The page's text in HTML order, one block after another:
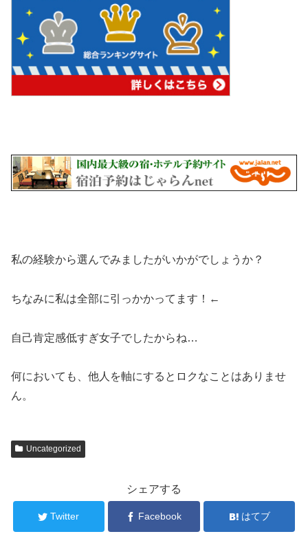
私の経験から選んでみましたがいかがでしょうか？
ちなみに私は全部に引っかかってます！←
自己肯定感低すぎ女子でしたからね…
何においても、他人を軸にするとロクなことはありませ
ん。
Uncategorized
シェアする
Twitter Facebook はてブ